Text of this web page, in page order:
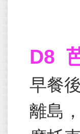
D8
早餐
離島